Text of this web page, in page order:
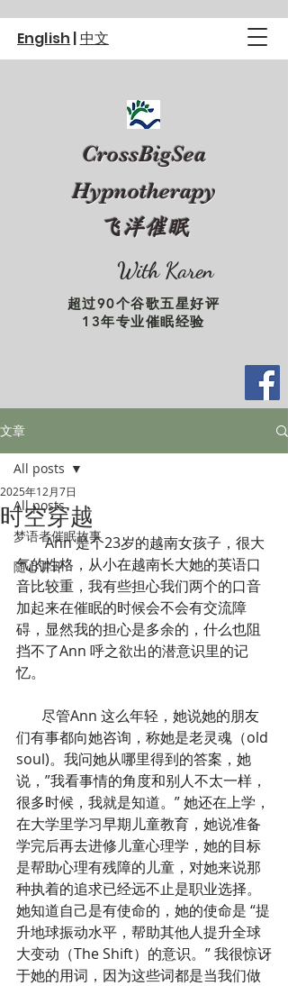
With Karen
CrossBigSea
Hypnotherapy
飞洋催眠
超过90个谷歌五星好评
13年专业催眠经验
English | 中文
文章
All posts
梦语者催眠故事
随心讲评
All posts
时空穿越
2025年12月7日
Ann 是个23岁的越南女孩子，很大
气的性格，从小在越南长大她的英语口
音比较重，我有些担心我们两个的口音
加起来在催眠的时候会不会有交流障
碍，显然我的担心是多余的，什么也阻
挡不了Ann 呼之欲出的潜意识里的记
忆。
尽管Ann 这么年轻，她说她的朋友
们有事都向她咨询，称她是老灵魂（old
soul)。我问她从哪里得到的答案，她
说，”我看事情的角度和别人不太一样，
很多时候，我就是知道。” 她还在上学，
在大学里学习早期儿童教育，她说准备
学完后再去进修儿童心理学，她的目标
是帮助心理有残障的儿童，对她来说那
种执着的追求已经远不止是职业选择。
她知道自己是有使命的，她的使命是 “提
升地球振动水平，帮助其他人提升全球
大变动（The Shift）的意识。” 我很惊讶
于她的用词，因为这些词都是当我们做